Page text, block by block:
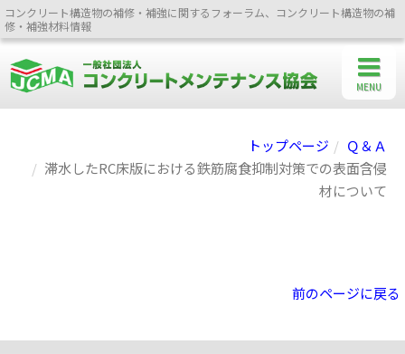
コンクリート構造物の補修・補強に関するフォーラム、コンクリート構造物の補
修・補強材料情報
トップページ
Ｑ＆Ａ
滞水したRC床版における鉄筋腐食抑制対策での表面含侵
材について
前のページに戻る
MENU